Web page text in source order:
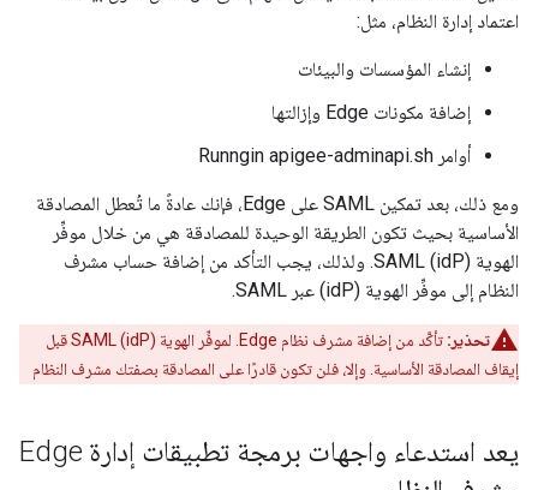
اعتماد إدارة النظام، مثل:
إنشاء المؤسسات والبيئات
إضافة مكونات Edge وإزالتها
أوامر Runngin apigee-adminapi.sh
ومع ذلك، بعد تمكين SAML على Edge، فإنك عادةً ما تُعطل المصادقة
الأساسية بحيث تكون الطريقة الوحيدة للمصادقة هي من خلال موفِّر
الهوية (idP) SAML. ولذلك، يجب التأكد من إضافة حساب مشرف
النظام إلى موفِّر الهوية (idP) عبر SAML.
تحذير:
تأكَّد من إضافة مشرف نظام Edge. لموفِّر الهوية (idP) SAML قبل
إيقاف المصادقة الأساسية. وإلا، فلن تكون قادرًا على المصادقة بصفتك مشرف النظام
يعد استدعاء واجهات برمجة تطبيقات إدارة Edge